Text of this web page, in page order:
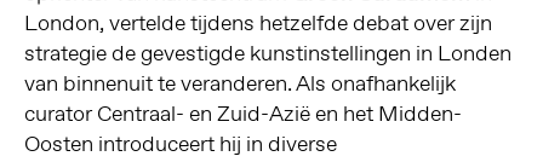
London, vertelde tijdens hetzelfde debat over zijn
strategie de gevestigde kunstinstellingen in Londen
van binnenuit te veranderen. Als onafhankelijk
curator Centraal- en Zuid-Azië en het Midden-
Oosten introduceert hij in diverse